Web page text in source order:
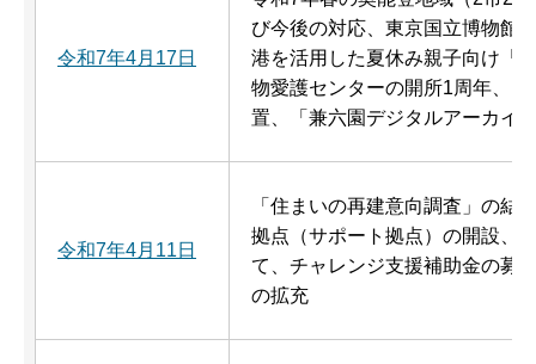
令和7年4月17日
び今後の対応、東京国立博物館
港を活用した夏休み親子向け「
物愛護センターの開所1周年、
置、「兼六園デジタルアーカイ
令和7年4月11日
「住まいの再建意向調査」の結
拠点（サポート拠点）の開設、
て、チャレンジ支援補助金の募
の拡充